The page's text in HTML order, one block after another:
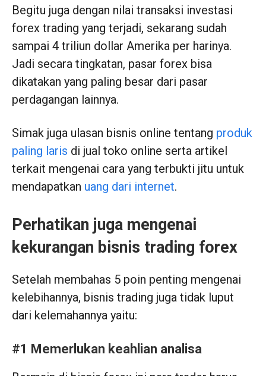
Begitu juga dengan nilai transaksi investasi
forex trading yang terjadi, sekarang sudah
sampai 4 triliun dollar Amerika per harinya.
Jadi secara tingkatan, pasar forex bisa
dikatakan yang paling besar dari pasar
perdagangan lainnya.
Simak juga ulasan bisnis online tentang produk
paling laris di jual toko online serta artikel
terkait mengenai cara yang terbukti jitu untuk
mendapatkan uang dari internet.
Perhatikan juga mengenai
kekurangan bisnis trading forex
Setelah membahas 5 poin penting mengenai
kelebihannya, bisnis trading juga tidak luput
dari kelemahannya yaitu:
#1 Memerlukan keahlian analisa